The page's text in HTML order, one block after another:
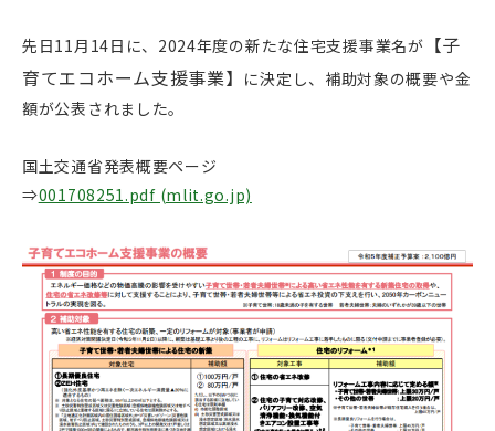
先日11月14日に、2024年度の新たな住宅支援事業名が 【子
育てエコホーム支援事業】 に決定し、補助対象の概要や金
額が公表されました。
国土交通省発表概要ページ
⇒001708251.pdf (mlit.go.jp)